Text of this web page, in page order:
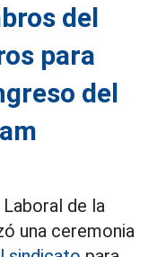
del
para
del
de la
una ceremonia